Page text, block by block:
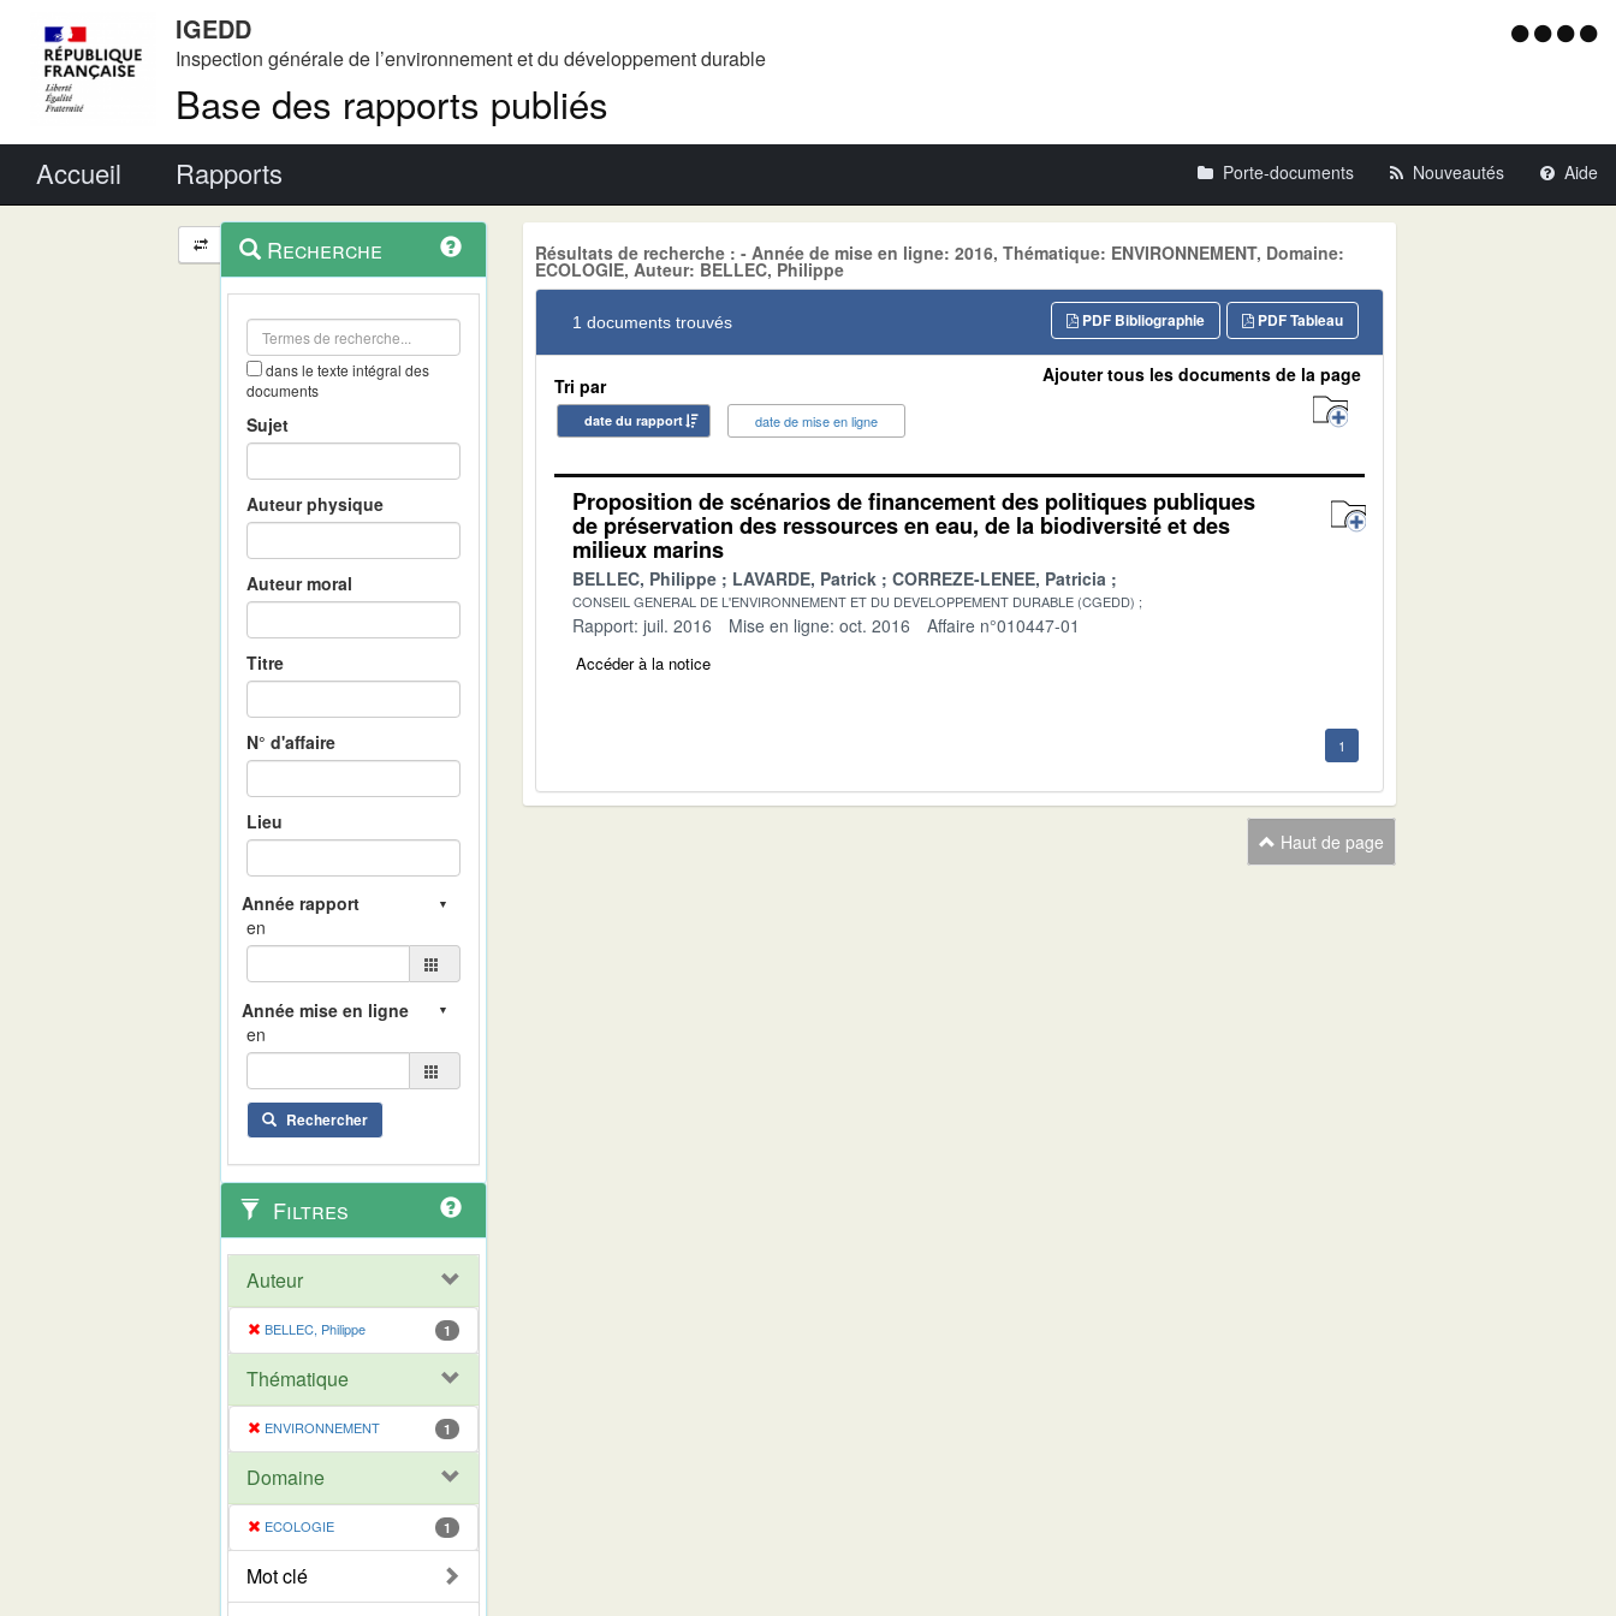
IGEDD
Inspection générale de l’environnement et du développement durable
Base des rapports publiés
Menu
Accueil Rapports Porte-documents Nouveautés Aide
Navigation
et
outils
contextuel
Recherche
dans le texte intégral des
documents
Sujet
Auteur physique
Auteur moral
Titre
N° d'affaire
Lieu
en
en
Rechercher
Filtres
Auteur
BELLEC, Philippe 1
Thématique
ENVIRONNEMENT 1
Domaine
ECOLOGIE 1
Mot clé
Résultats de recherche : - Année de mise en ligne: 2016, Thématique: ENVIRONNEMENT, Domaine:
ECOLOGIE, Auteur: BELLEC, Philippe
1 documents trouvés PDF Tableau
PDF Bibliographie
Tri par
date du rapport date de mise en ligne
Ajouter tous les documents de la page
Proposition de scénarios de financement des politiques publiques
de préservation des ressources en eau, de la biodiversité et des
milieux marins
BELLEC, Philippe LAVARDE, Patrick CORREZE-LENEE, Patricia
CONSEIL GENERAL DE L'ENVIRONNEMENT ET DU DEVELOPPEMENT DURABLE (CGEDD)
Rapport: juil. 2016 Mise en ligne: oct. 2016 Affaire n°010447-01
Accéder à la notice
1
Haut de page